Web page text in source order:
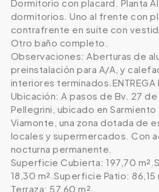
Dormitorio con placard. Planta
dormitorios. Uno al frente con
contrafrente en suite con
Otro baño completo.
Observaciones: Aberturas de
preinstalación para A/A, y
interiores terminados.ENTREGA
Ubicación: A pasos de Bv. 27 de
Pellegrini, ubicado en Sarmiento
Viamonte, una zona dotada de
locales y supermercados. Con
nocturna permanente.
Superficie Cubierta: 197,70
18,30 m².Superficie Patio:
Terraza: 57,60 m².